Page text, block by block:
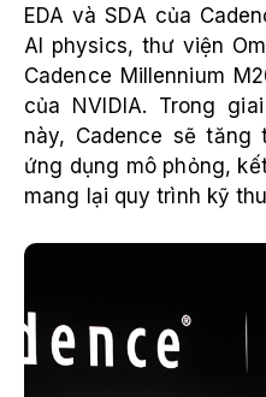
EDA và SDA của
AI physics, thư viện
Cadence Millennium
của NVIDIA. Trong
này, Cadence sẽ
ứng dụng mô phỏng,
mang lại quy trình kỹ